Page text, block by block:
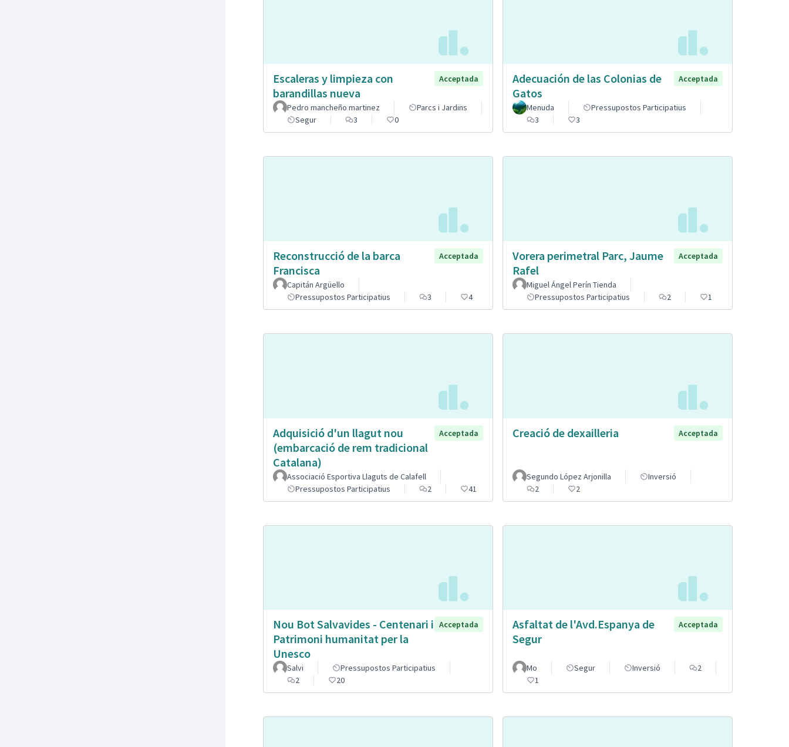
Escaleras y limpieza con
barandillas nueva
Acceptada
Pedro mancheño martinez
Parcs i Jardins
Segur
3 0
Adecuación de las Colonias de
Gatos
Acceptada
Menuda
Pressupostos Participatius
3
3
Reconstrucció de la barca
Francisca
Acceptada
Capitán Argüello
Pressupostos Participatius
3 4
Vorera perimetral Parc, Jaume
Rafel
Acceptada
Miguel Ángel Perín Tienda
Pressupostos Participatius
2 1
Adquisició d'un llagut nou
(embarcació de rem tradicional
Catalana)
Acceptada
Associació Esportiva Llaguts de Calafell
Pressupostos Participatius
2 41
Creació de dexailleria Acceptada
Segundo López Arjonilla
Inversió
2
2
Nou Bot Salvavides - Centenari i
Patrimoni humanitat per la
Unesco
Acceptada
Salvi
Pressupostos Participatius
2
20
Asfaltat de l'Avd.Espanya de
Segur
Acceptada
Mo Segur Inversió
2
1